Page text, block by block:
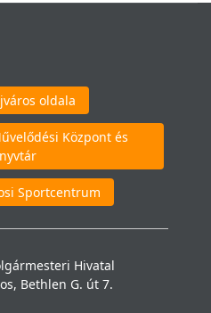
oldala
Központ és
Sportcentrum
Hivatal
Bethlen G. út 7.